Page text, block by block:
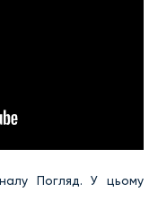
Погляд. У цьому